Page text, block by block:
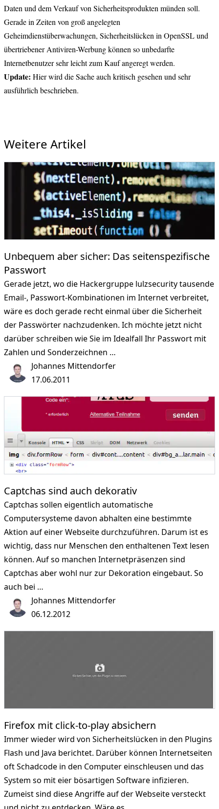
Daten und dem Verkauf von Sicherheitsprodukten münden soll.
Gerade in Zeiten von groß angelegten
Geheimdienstüberwachungen, Sicherheitslücken in OpenSSL und
übertriebener Antiviren-Werbung können so unbedarfte
Internetbenutzer sehr leicht zum Kauf angeregt werden.
Update: Hierwird die Sache auch kritisch gesehen und sehr
ausführlich beschrieben.
Weitere Artikel
Unbequem aber sicher: Das seitenspezifische
Passwort
Gerade jetzt, wo die Hackergruppe lulzsecurity tausende
Email-, Passwort-Kombinationen im Internet verbreitet,
wäre es doch gerade recht einmal über die Sicherheit
der Passwörter nachzudenken. Ich möchte jetzt nicht
darüber schreiben wie Sie im Idealfall Ihr Passwort mit
Zahlen und Sonderzeichnen …
Johannes Mittendorfer
17.06.2011
Captchas sind auch dekorativ
Captchas sollen eigentlich automatische
Computersysteme davon abhalten eine bestimmte
Aktion auf einer Webseite durchzuführen. Darum ist es
wichtig, dass nur Menschen den enthaltenen Text lesen
können. Auf so manchen Internetpräsenzen sind
Captchas aber wohl nur zur Dekoration eingebaut. So
auch bei …
Johannes Mittendorfer
06.12.2012
Firefox mit click-to-play absichern
Immer wieder wird von Sicherheitslücken in den Plugins
Flash und Java berichtet. Darüber können Internetseiten
oft Schadcode in den Computer einschleusen und das
System so mit eier bösartigen Software infizieren.
Zumeist sind diese Angriffe auf der Webseite versteckt